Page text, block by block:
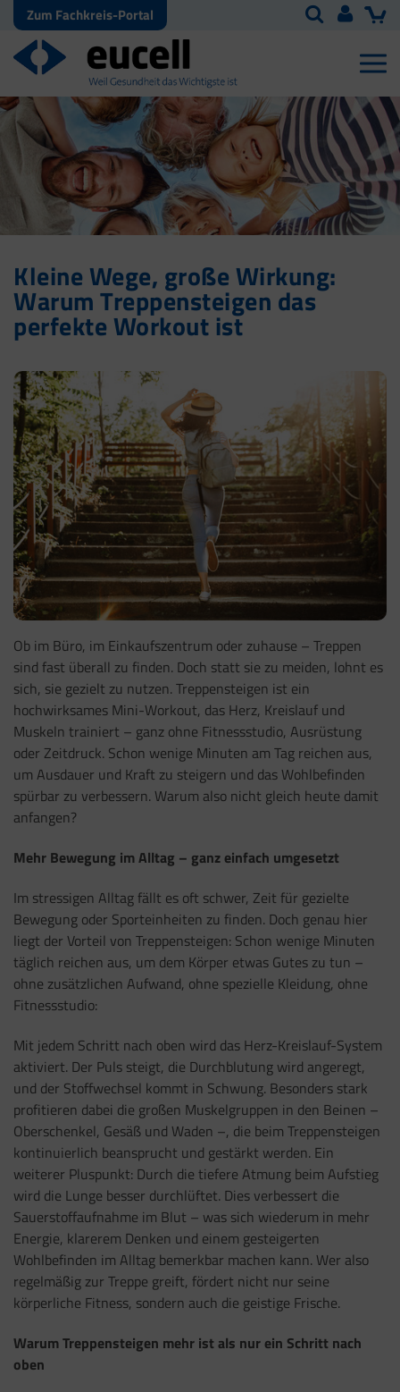
Zum Fachkreis-Portal
Kleine Wege, große Wirkung:
Warum Treppensteigen das
perfekte Workout ist
Ob im Büro, im Einkaufszentrum oder zuhause – Treppen
sind fast überall zu finden. Doch statt sie zu meiden, lohnt es
sich, sie gezielt zu nutzen. Treppensteigen ist ein
hochwirksames Mini-Workout, das Herz, Kreislauf und
Muskeln trainiert – ganz ohne Fitnessstudio, Ausrüstung
oder Zeitdruck. Schon wenige Minuten am Tag reichen aus,
um Ausdauer und Kraft zu steigern und das Wohlbefinden
spürbar zu verbessern. Warum also nicht gleich heute damit
anfangen?
Mehr Bewegung im Alltag – ganz einfach umgesetzt
Im stressigen Alltag fällt es oft schwer, Zeit für gezielte
Bewegung oder Sporteinheiten zu finden. Doch genau hier
liegt der Vorteil von Treppensteigen: Schon wenige Minuten
täglich reichen aus, um dem Körper etwas Gutes zu tun –
ohne zusätzlichen Aufwand, ohne spezielle Kleidung, ohne
Fitnessstudio:
Mit jedem Schritt nach oben wird das Herz-Kreislauf-System
aktiviert. Der Puls steigt, die Durchblutung wird angeregt,
und der Stoffwechsel kommt in Schwung. Besonders stark
profitieren dabei die großen Muskelgruppen in den Beinen –
Oberschenkel, Gesäß und Waden –, die beim Treppensteigen
kontinuierlich beansprucht und gestärkt werden. Ein
weiterer Pluspunkt: Durch die tiefere Atmung beim Aufstieg
wird die Lunge besser durchlüftet. Dies verbessert die
Sauerstoffaufnahme im Blut – was sich wiederum in mehr
Energie, klarerem Denken und einem gesteigerten
Wohlbefinden im Alltag bemerkbar machen kann. Wer also
regelmäßig zur Treppe greift, fördert nicht nur seine
körperliche Fitness, sondern auch die geistige Frische.
Warum Treppensteigen mehr ist als nur ein Schritt nach
oben